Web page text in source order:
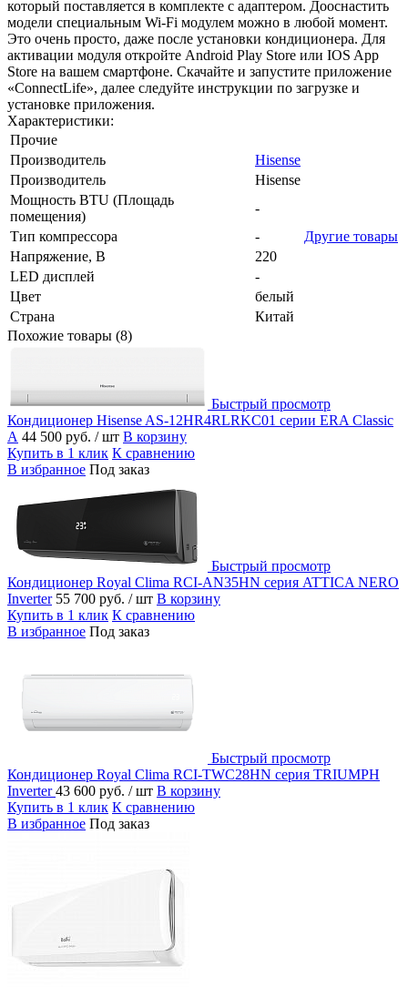
который поставляется в комплекте с адаптером. Дооснастить
модели специальным Wi-Fi модулем можно в любой момент.
Это очень просто, даже после установки кондиционера. Для
активации модуля откройте Android Play Store или IOS App
Store на вашем смартфоне. Скачайте и запустите приложение
«ConnectLife», далее следуйте инструкции по загрузке и
установке приложения.
Характеристики:
Прочие
Производитель
Hisense
Производитель
Hisense
Мощность BTU (Площадь
помещения)
-
Тип компрессора
-
Другие товары
Напряжение, В
220
LED дисплей
-
Цвет
белый
Страна
Китай
Похожие товары (8)
Быстрый просмотр
Кондиционер Hisense AS-12HR4RLRKC01 серии ERA Classic
A 44 500 руб. / шт В корзину
Купить в 1 клик К сравнению
В избранное Под заказ
Быстрый просмотр
Кондиционер Royal Clima RCI-AN35HN серия ATTIСA NERO
Inverter 55 700 руб. / шт В корзину
Купить в 1 клик К сравнению
В избранное Под заказ
Быстрый просмотр
Кондиционер Royal Clima RCI-TWC28HN серия TRIUMPH
Inverter43 600 руб. / шт В корзину
Купить в 1 клик К сравнению
В избранное Под заказ